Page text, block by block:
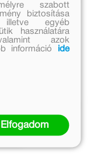
oder nicht
Éva
szabott
biztosítása
illetve egyéb
használatára
azok
információ
ide
Elfogadom